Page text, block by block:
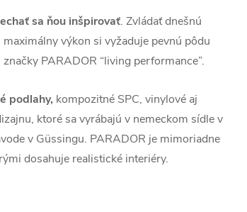
sa ňou inšpirovať. Zvládať dnešnú
výkon si vyžaduje pevnú pôdu
PARADOR “living performance”.
podlahy, kompozitné SPC, vinylové aj
ktoré sa vyrábajú v nemeckom sídle v
v Güssingu. PARADOR je mimoriadne
dosahuje realistické interiéry.